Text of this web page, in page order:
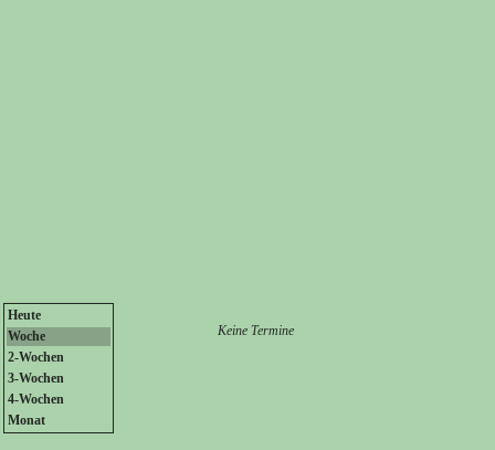
Heute
Woche
2-Wochen
3-Wochen
4-Wochen
Monat
Keine Termine